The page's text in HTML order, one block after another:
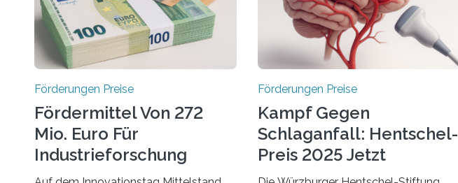
Förderungen Preise
Fördermittel Von 272
Mio. Euro Für
Industrieforschung
Freigegeben
Förderungen Preise
Kampf Gegen
Schlaganfall: Hentschel-
Preis 2025 Jetzt
Ausgeschrieben